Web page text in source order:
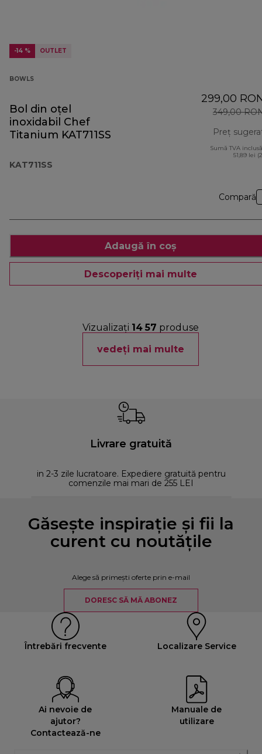
-14 % OUTLET
BOWLS
Bol din oțel
inoxidabil Chef
Titanium KAT711SS
KAT711SS
299,00
349,00
Preț
Sumă TVA
51,89 lei
Compară
Adaugă în coș
Descoperiți mai multe
Vizualizați 14 57 produse
vedeți mai multe
Livrare gratuită
in 2-3 zile lucratoare. Expediere gratuită pentru
comenzile mai mari de 255 LEI
Găsește inspirație și fii la
curent cu noutățile
Alege să primești oferte prin e-mail
DORESC SĂ MĂ ABONEZ
Întrebări frecvente Localizare Service
Ai nevoie de
ajutor?
Contactează-ne
Manuale de
utilizare